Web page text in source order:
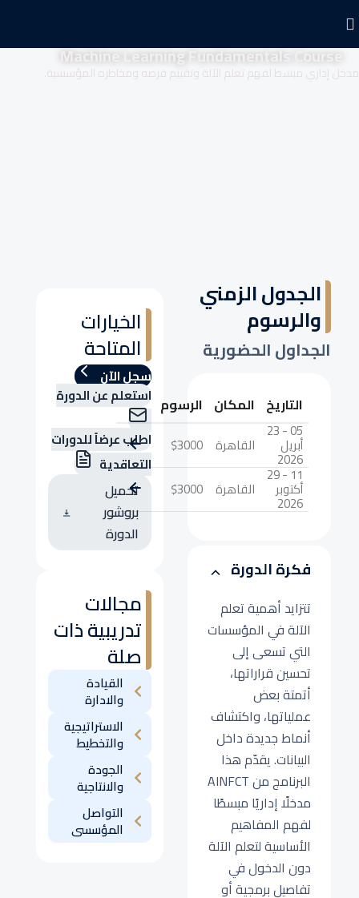
Machine Learning Fundamentals Course
مدخل إداري مبسط لفهم تعلم الآلة وتقييم فرصه ومخاطره المؤسسية.
الخيارات
المتاحة
سجل الآن
استعلم عن الدورة
اطلب عرضاً للدورات
التعاقدية
تحميل
بروشور
الدورة
مجالات
تدريبية ذات
صلة
القيادة
والادارة
الاستراتيجية
والتخطيط
الجودة
والانتاجية
التواصل
المؤسسى
الجدول الزمني
والرسوم
الجداول الحضورية
التاريخ المكان الرسوم
05 - 23
أبريل
2026
القاهرة $3000
11 - 29
أكتوبر
2026
القاهرة $3000
فكرة الدورة
تتزايد أهمية تعلم
الآلة في المؤسسات
التي تسعى إلى
تحسين قراراتها،
أتمتة بعض
عملياتها، واكتشاف
أنماط جديدة داخل
البيانات. يقدّم هذا
البرنامج من AINFCT
مدخلًا إداريًا مبسطًا
لفهم المفاهيم
الأساسية لتعلم الآلة
دون الدخول في
تفاصيل برمجية أو